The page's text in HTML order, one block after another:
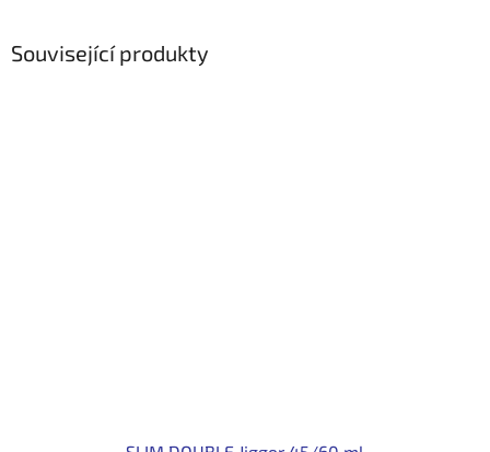
Související produkty